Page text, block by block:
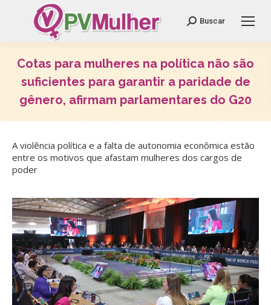
Search:
Buscar
Cotas para mulheres na política não são
suficientes para garantir a paridade de
gênero, afirmam parlamentares do G20
A violência política e a falta de autonomia econômica estão
entre os motivos que afastam mulheres dos cargos de
poder